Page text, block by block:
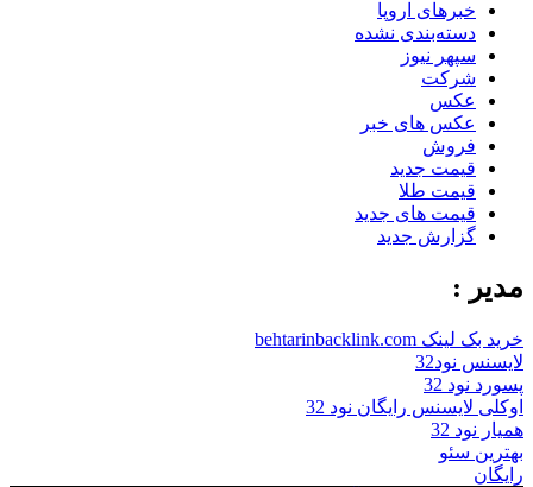
خبرهای اروپا
دسته‌بندی نشده
سپهر نیوز
شرکت
عکس
عکس های خبر
فروش
قیمت جدید
قیمت طلا
قیمت های جدید
گزارش جدید
مدیر :
خرید بک لینک behtarinbacklink.com
لایسنس نود32
پسورد نود 32
اوکلی لایسنس رایگان نود 32
همیار نود 32
بهترین سئو
رایگان